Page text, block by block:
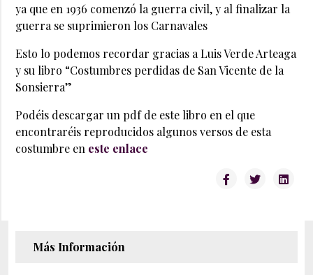
ya que en 1936 comenzó la guerra civil, y al finalizar la
guerra se suprimieron los Carnavales
Esto lo podemos recordar gracias a Luis Verde Arteaga
y su libro “Costumbres perdidas de San Vicente de la
Sonsierra”
Podéis descargar un pdf de este libro en el que
encontraréis reproducidos algunos versos de esta
costumbre en este enlace
Más Información